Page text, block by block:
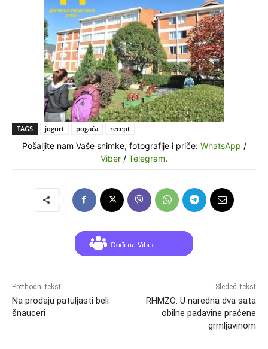
TAGS jogurt pogača recept
Pošaljite nam Vaše snimke, fotografije i priče: WhatsApp /
Viber / Telegram.
Prethodni tekst
Na prodaju patuljasti beli
šnauceri
Sledeći tekst
RHMZO: U naredna dva sata
obilne padavine praćene
grmljavinom